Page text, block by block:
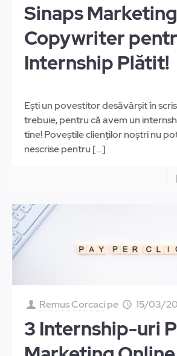
Sinaps
Copywriter
Internship Plătit!
Ești un povestitor desăvârșit în
trebuie, pentru că avem un
tine! Poveștile clienților noștri nu
nescrise pentru […]
Remus Corcacipe 15/03/
3 Internship-uri